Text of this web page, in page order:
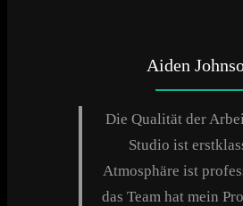
Aiden
Die Qualität der
Studio ist
Atmosphäre ist
das Team hat mein